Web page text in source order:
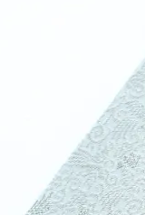
空間へ